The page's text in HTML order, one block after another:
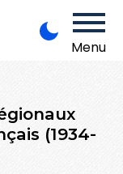
Menu
(1934-